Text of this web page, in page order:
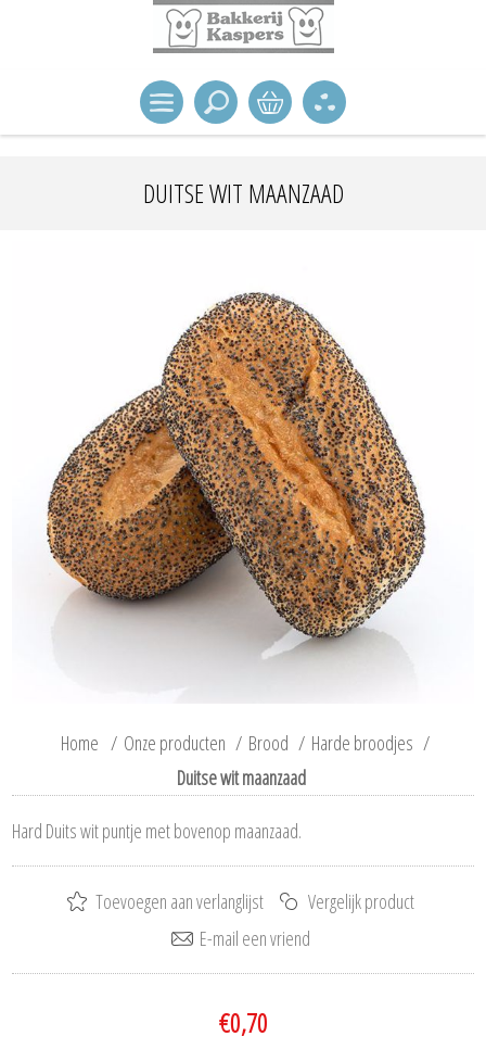
DUITSE WIT MAANZAAD
Home / Onze producten / Brood / Harde broodjes /
Duitse wit maanzaad
Hard Duits wit puntje met bovenop maanzaad.
€0,70